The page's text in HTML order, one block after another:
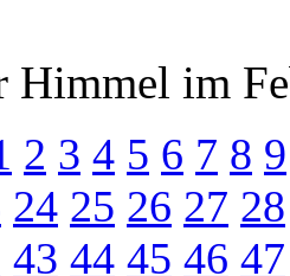
Himmel im
2 3 4 5 6 7 8 9
24 25 26 27 28
43 44 45 46 47